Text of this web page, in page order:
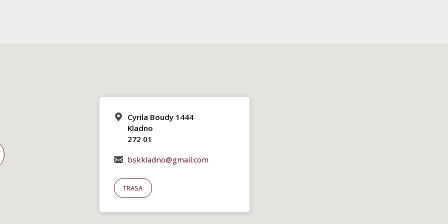
Cyrila Boudy 1444
Kladno
272 01
bskkladno@gmail.com
TRASA